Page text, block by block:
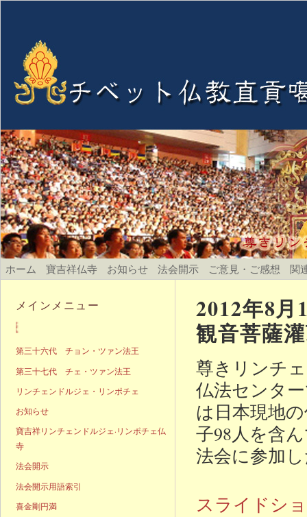
ホーム 寶吉祥仏寺 お知らせ 法会開示 ご意見・ご感想 関
2012年8
観音菩薩
尊きリンチ
仏法センタ
は日本現地
子98人を含
法会に参加
スライドシ
メインメニュー
第三十六代 チョン・ツァン法王
第三十七代 チェ・ツァン法王
リンチェンドルジェ・リンポチェ
お知らせ
寶吉祥リンチェンドルジェ·リンポチェ仏
寺
法会開示
法会開示用語索引
喜金剛円満